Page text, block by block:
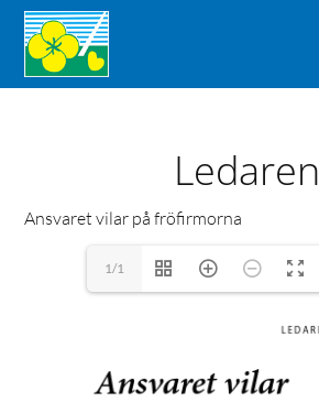
Ledaren
Ansvaret vilar på fröfirmorna
1/1